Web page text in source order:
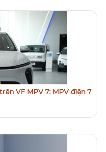
VF MPV 7: MPV điện 7